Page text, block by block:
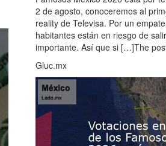
2 de agosto, conoceremos al
reality de Televisa. Por un
habitantes están en riesgo de
importante. Así que si […]The
Gluc.mx